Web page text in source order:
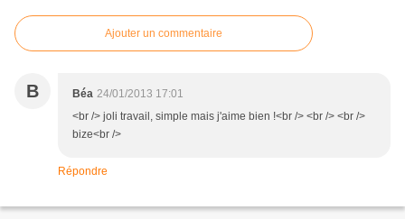
Ajouter un commentaire
B Béa 24/01/2013 17:01
<br /> joli travail, simple mais j'aime bien !<br /> <br /> <br />
bize<br />
Répondre